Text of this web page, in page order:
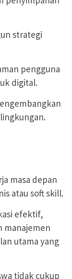
strategi
pengguna
digital.
masa depan
atau soft skill.
efektif,
manajemen
utama yang
tidak cukup